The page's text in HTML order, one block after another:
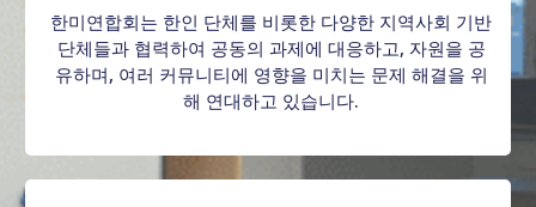
한미연합회는 한인 단체를 비롯한 다양한 지역사회 기반
단체들과 협력하여 공동의 과제에 대응하고, 자원을 공
유하며, 여러 커뮤니티에 영향을 미치는 문제 해결을 위
해 연대하고 있습니다.